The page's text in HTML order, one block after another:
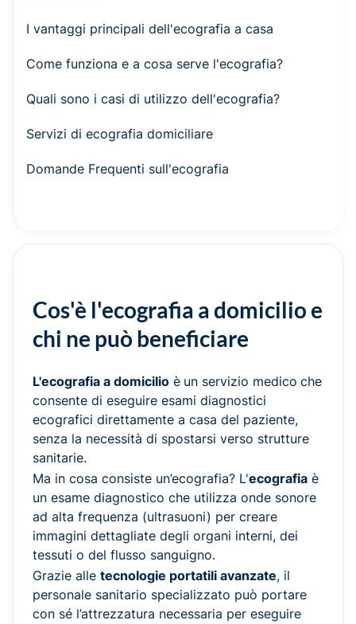
I vantaggi principali dell'ecografia a casa
Come funziona e a cosa serve l'ecografia?
Quali sono i casi di utilizzo dell'ecografia?
Servizi di ecografia domiciliare
Domande Frequenti sull'ecografia
Cos'è l'ecografia a domicilio e
chi ne può beneficiare
L'ecografia a domicilio è un servizio medico che
consente di eseguire esami diagnostici
ecografici direttamente a casa del paziente,
senza la necessità di spostarsi verso strutture
sanitarie.
Ma in cosa consiste un’ecografia? L'ecografia è
un esame diagnostico che utilizza onde sonore
ad alta frequenza (ultrasuoni) per creare
immagini dettagliate degli organi interni, dei
tessuti o del flusso sanguigno.
Grazie alle tecnologie portatili avanzate, il
personale sanitario specializzato può portare
con sé l’attrezzatura necessaria per eseguire